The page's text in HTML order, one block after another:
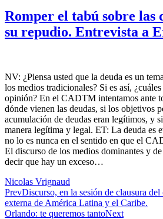
Romper el tabú sobre las
su repudio. Entrevista a
NV: ¿Piensa usted que la deuda es un
los medios tradicionales? Si es así,
opinión? En el CADTM intentamos ante
dónde vienen las deudas, si los objetivos
acumulación de deudas eran legítimos, y
manera legítima y legal. ET: La deuda es
no lo es nunca en el sentido en que el
El discurso de los medios dominantes y
decir que hay un exceso…
Nicolas Vrignaud
PrevDiscurso, en la sesión de clausura
externa de América Latina y el Caribe.
Orlando: te queremos tantoNext